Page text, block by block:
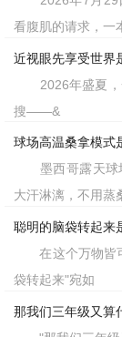
看腹肌的请求，一
近视眼先享受世界
2026年盛夏，
搜——&
球场高温桑拿模式
墨西哥露天球
大汗淋漓，不用蒸
聪明的脑袋转起来
在这个万物皆可
袋转起来"宛如
那我们三年级又算